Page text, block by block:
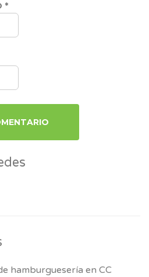
*
hamburguesería en CC